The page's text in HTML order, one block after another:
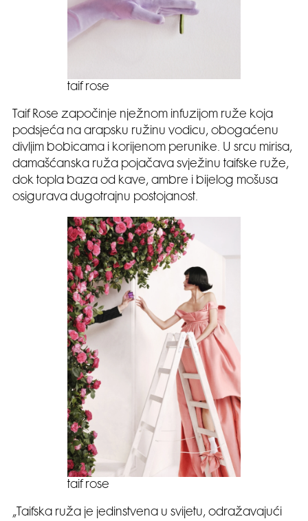
taif rose
Taif Rose započinje nježnom infuzijom ruže koja
podsjeća na arapsku ružinu vodicu, obogaćenu
divljim bobicama i korijenom perunike. U srcu mirisa,
damašćanska ruža pojačava svježinu taifske ruže,
dok topla baza od kave, ambre i bijelog mošusa
osigurava dugotrajnu postojanost.
taif rose
„Taifska ruža je jedinstvena u svijetu, odražavajući